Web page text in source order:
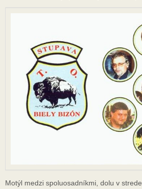
Motýl medzi spoluosadníkmi, dolu v strede